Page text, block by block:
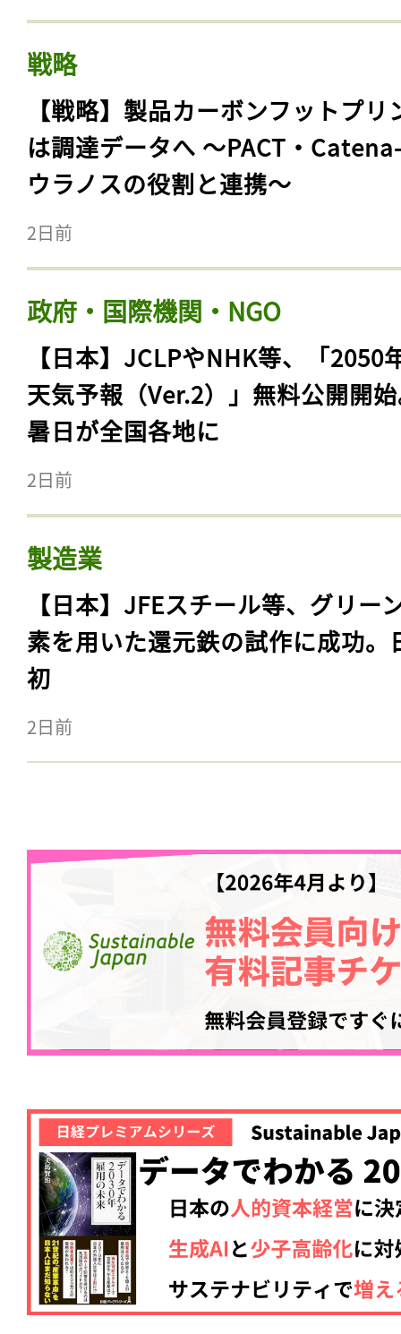
戦略
【戦略】製品カーボンフットプリ
は調達データへ 〜PACT・
ウラノスの役割と連携〜
2日前
政府・国際機関・NGO
【日本】JCLPやNHK等、「2050
天気予報（Ver.2）」無料公開開
暑日が全国各地に
2日前
製造業
【日本】JFEスチール等、グリー
素を用いた還元鉄の試作に成功。
初
2日前